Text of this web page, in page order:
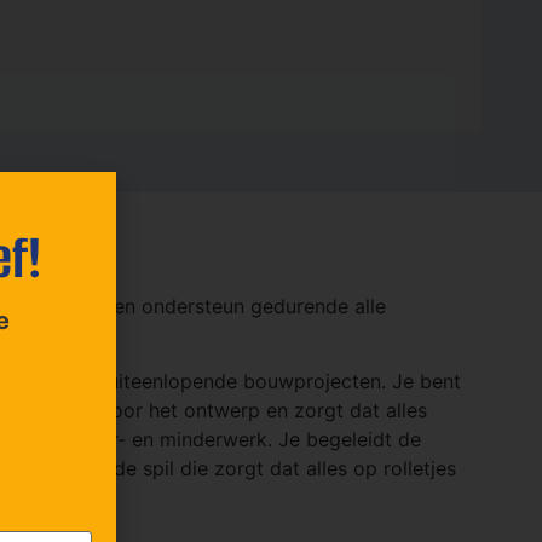
en ondersteun gedurende alle
voor uiteenlopende bouwprojecten. Je bent
lijnen uit voor het ontwerp en zorgt dat alles
bij meer- en minderwerk. Je begeleidt de
jij bent de spil die zorgt dat alles op rolletjes